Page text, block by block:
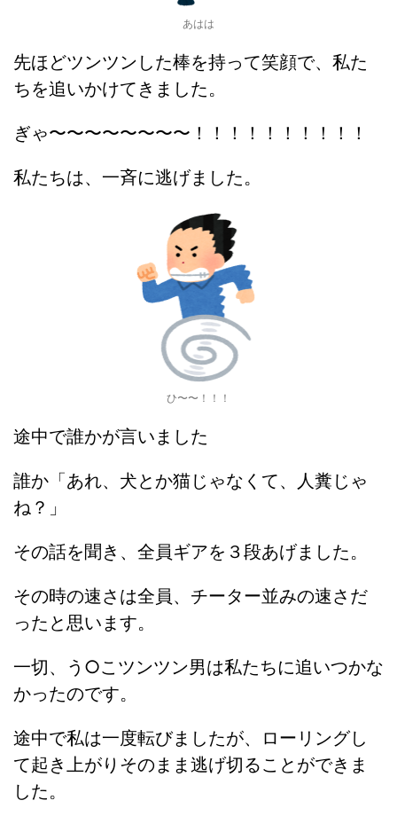
あはは
先ほどツンツンした棒を持って笑顔で、私た
ちを追いかけてきました。
ぎゃ〜〜〜〜〜〜〜〜！！！！！！！！！！
私たちは、一斉に逃げました。
ひ〜〜！！！
途中で誰かが言いました
誰か「あれ、犬とか猫じゃなくて、人糞じゃ
ね？」
その話を聞き、全員ギアを３段あげました。
その時の速さは全員、チーター並みの速さだ
ったと思います。
一切、う○こツンツン男は私たちに追いつかな
かったのです。
途中で私は一度転びましたが、ローリングし
て起き上がりそのまま逃げ切ることができま
した。